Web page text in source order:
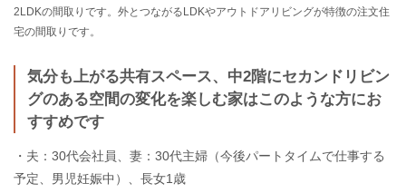
2LDKの間取りです。外とつながるLDKやアウトドアリビングが特徴の注文住
宅の間取りです。
気分も上がる共有スペース、中2階にセカンドリビン
グのある空間の変化を楽しむ家はこのような方にお
すすめです
・夫：30代会社員、妻：30代主婦（今後パートタイムで仕事する
予定、男児妊娠中）、長女1歳